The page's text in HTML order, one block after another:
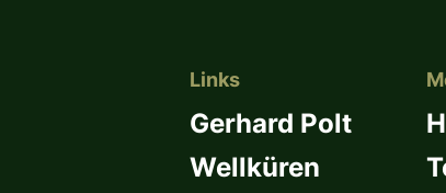
Links
Gerhard Polt
Wellküren